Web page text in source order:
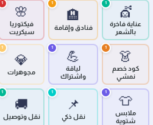
💇
عناية فاخرة
بالشعر
1
🏨
فنادق وإقامة
1
🌸
فيكتوريا
سيكريت
1
👗
كود خصم
نمشي
1
💪
لياقة
واشتراك
1
💎
مجوهرات
1
👕
ملابس
شتوية
1
📌
نقل ذكي
1
🚚
نقل وتوصيل
1